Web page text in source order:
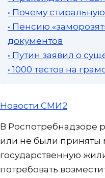
• Почему
• Пенсию
документов
• Путин заявил о
• 1000 тестов на
Новости СМИ2
В Роспотребнадзоре
или не были приняты
государственную
потребовать